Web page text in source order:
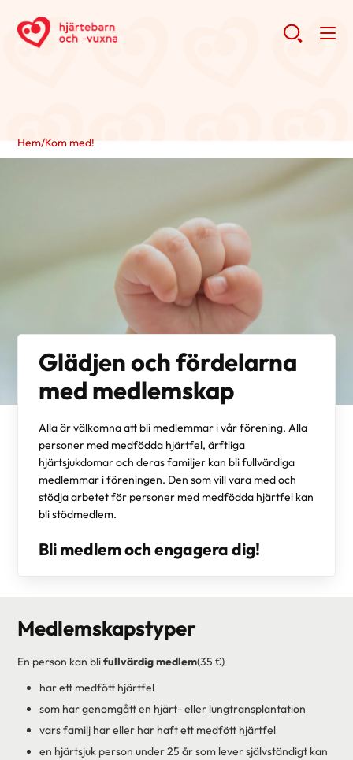
Hem/Kom med!
Glädjen och fördelarna
med medlemskap
Alla är välkomna att bli medlemmar i vår förening. Alla
personer med medfödda hjärtfel, ärftliga
hjärtsjukdomar och deras familjer kan bli fullvärdiga
medlemmar i föreningen. Den som vill vara med och
stödja arbetet för personer med medfödda hjärtfel kan
bli stödmedlem.
Bli medlem och engagera dig!
Medlemskapstyper
En person kan blifullvärdig medlem(35 €)
har ett medfött hjärtfel
som har genomgått en hjärt- eller lungtransplantation
vars familj har eller har haft ett medfött hjärtfel
en hjärtsjuk person under 25 år som lever självständigt kan